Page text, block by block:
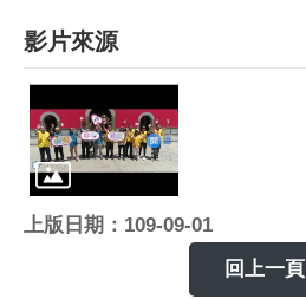
影片來源
上版日期：109-09-01
回上一頁